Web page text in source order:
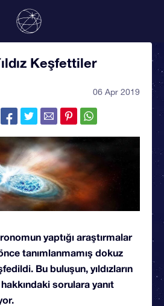
Keşfettiler
06 Apr 2019
yaptığı araştırmalar
tanımlanmamış dokuz
Bu buluşun, yıldızların
sorulara yanıt